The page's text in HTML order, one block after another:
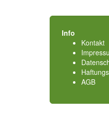
Info
Kontakt
AGB